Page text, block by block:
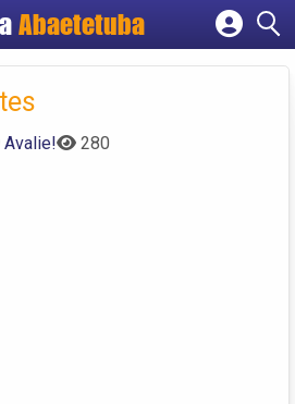
Abaetetuba
Cadastrar empresa
Criar conta
Avalie! 280